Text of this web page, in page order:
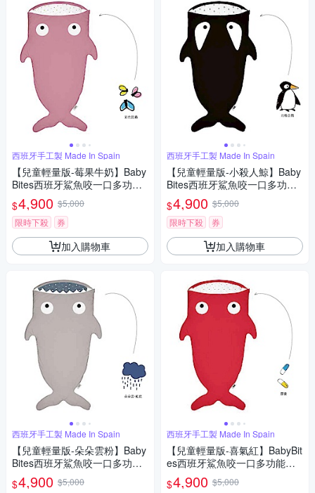
西班牙手工製 Made In Spain
【兒童輕量版-莓果牛奶】Baby
Bites西班牙鯊魚咬一口多功能
睡袋
$4,900 $5,000
限時下殺
券
加入購物車
西班牙手工製 Made In Spain
【兒童輕量版-朵朵雲粉】Baby
Bites西班牙鯊魚咬一口多功能
睡袋
$4,900 $5,000
西班牙手工製 Made In Spain
【兒童輕量版-小殺人鯨】Baby
Bites西班牙鯊魚咬一口多功能
睡袋
$4,900 $5,000
限時下殺
券
加入購物車
西班牙手工製 Made In Spain
【兒童輕量版-喜氣紅】BabyBit
es西班牙鯊魚咬一口多功能睡
$4,900 $5,000